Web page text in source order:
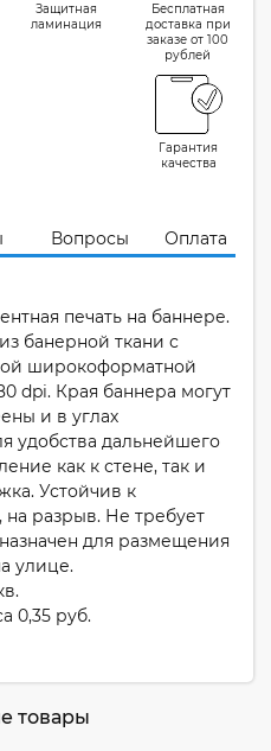
Защитная
ламинация
Бесплатная
доставка при
заказе от 100
рублей
Гарантия
качества
Вопросы Оплата
печать на баннере.
банерной ткани с
широкоформатной
dpi. Края баннера могут
и в углах
удобства дальнейшего
как к стене, так и
Устойчив к
на разрыв. Не требует
для размещения
улице.
0,35 руб.
товары